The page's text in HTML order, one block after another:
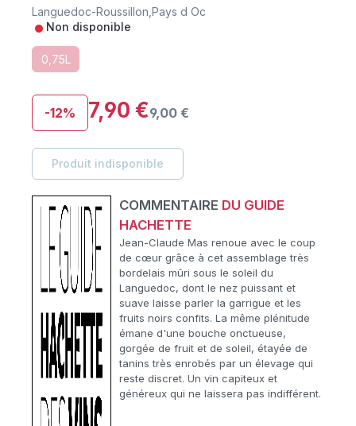
Languedoc-Roussillon, Pays d Oc
•Non disponible
0,75L
-12% 7,90 €9,00 €
Produit indisponible
COMMENTAIRE DU GUIDE
HACHETTE
Jean-Claude Mas renoue avec le coup
de cœur grâce à cet assemblage très
bordelais mûri sous le soleil du
Languedoc, dont le nez puissant et
suave laisse parler la garrigue et les
fruits noirs confits. La même plénitude
émane d'une bouche onctueuse,
gorgée de fruit et de soleil, étayée de
tanins très enrobés par un élevage qui
reste discret. Un vin capiteux et
généreux qui ne laissera pas indifférent.